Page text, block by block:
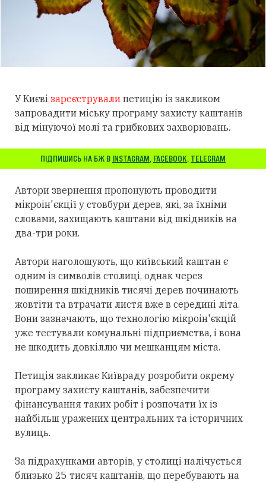
У Києві зареєстрували петицію із закликом
запровадити міську програму захисту каштанів
від мінуючої молі та грибкових захворювань.
ПІДПИШИСЬ НА БЖ В INSTAGRAM, FACEBOOK, TELEGRAM
Автори звернення пропонують проводити
мікроін'єкції у стовбури дерев, які, за їхніми
словами, захищають каштани від шкідників на
два-три роки.
Автори наголошують, що київський каштан є
одним із символів столиці, однак через
поширення шкідників тисячі дерев починають
жовтіти та втрачати листя вже в середині літа.
Вони зазначають, що технологію мікроін'єкцій
уже тестували комунальні підприємства, і вона
не шкодить довкіллю чи мешканцям міста.
Петиція закликає Київраду розробити окрему
програму захисту каштанів, забезпечити
фінансування таких робіт і розпочати їх із
найбільш уражених центральних та історичних
вулиць.
За підрахунками авторів, у столиці налічується
близько 25 тисяч каштанів, що перебувають на